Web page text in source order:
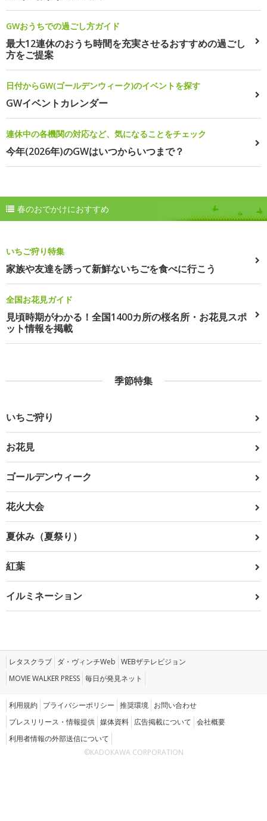
GWおうちでの過ごし方ガイド
最大12連休のおうち時間を充実させるおすすめの過ごし
方をご提案
日付からGW(ゴールデンウィーク)のイベントを探す
GWイベントカレンダー
連休中の各機関の対応など、気になることをチェック
今年(2026年)のGWはいつからいつまで？
春のおでかけにおすすめ
いちご狩り特集
家族や友達を誘って新鮮ないちごを食べに行こう
全国お花見ガイド
見頃時期がわかる！全国1400カ所の桜名所・お花見スポ
ット情報を掲載
季節特集
いちご狩り
お花見
ゴールデンウィーク
花火大会
夏休み（夏祭り）
紅葉
イルミネーション
レタスクラブ ダ・ヴィンチWeb WEBザテレビジョン
MOVIE WALKER PRESS 毎日が発見ネット
利用規約 プライバシーポリシー 推奨環境 お問い合わせ
プレスリリース・情報提供 媒体資料 広告掲載について 会社概要
利用者情報の外部送信について
©KADOKAWA CORPORATION